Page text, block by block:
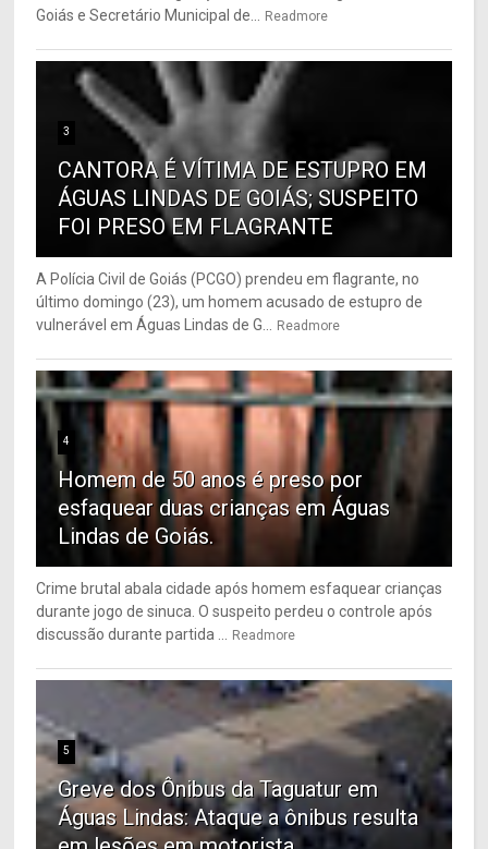
Goiás e Secretário Municipal de... Readmore
3
CANTORA É VÍTIMA DE ESTUPRO EM
ÁGUAS LINDAS DE GOIÁS; SUSPEITO
FOI PRESO EM FLAGRANTE
A Polícia Civil de Goiás (PCGO) prendeu em flagrante, no
último domingo (23), um homem acusado de estupro de
vulnerável em Águas Lindas de G... Readmore
4
Homem de 50 anos é preso por
esfaquear duas crianças em Águas
Lindas de Goiás.
Crime brutal abala cidade após homem esfaquear crianças
durante jogo de sinuca. O suspeito perdeu o controle após
discussão durante partida ... Readmore
5
Greve dos Ônibus da Taguatur em
Águas Lindas: Ataque a ônibus resulta